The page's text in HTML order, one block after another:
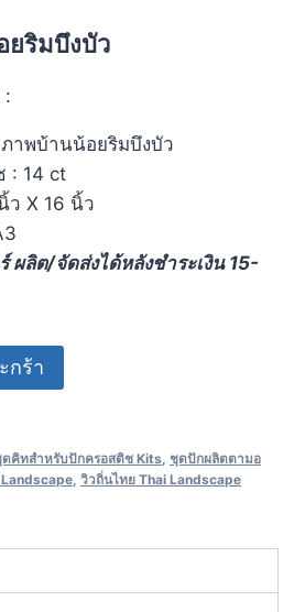
ยริมบึงบัว
:
าพบ้านน้อยริมบึงบัว
: 14 ct
X 16 นิ้ว
ผลิต/จัดส่งได้หลังชำระเงิน 15-
กร้า
ดคิทสำหรับปักครอสติช Kits ชุดปักผลิตตามอ
วิวถิ่นไทย Thai Landscape